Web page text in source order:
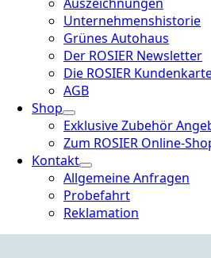
Unternehmenshistorie
Grünes Autohaus
Der ROSIER Newsletter
Die ROSIER
AGB
Shop
Exklusive Zubehör
Zum ROSIER Online-
Kontakt
Allgemeine Anfragen
Probefahrt
Reklamation